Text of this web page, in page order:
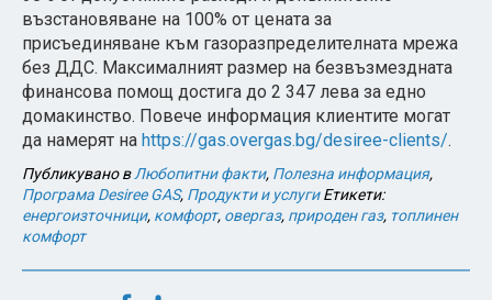
възстановяване на 100% от цената за
присъединяване към газоразпределителната мрежа
без ДДС. Максималният размер на безвъзмездната
финансова помощ достига до 2 347 лева за едно
домакинство. Повече информация клиентите могат
да намерят на https://gas.overgas.bg/desiree-clients/.
Публикувано вЛюбопитни факти, Полезна информация,
Програма Desiree GAS, Продукти и услуги Етикети:
енергоизточници, комфорт, овергаз, природен газ, топлинен
комфорт